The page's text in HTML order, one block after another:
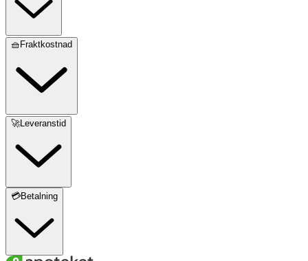
🧺Fraktkostnad
🚀Leveranstid
💳Betalning